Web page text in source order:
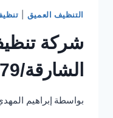
التنظيف العميق
شركة
الشارقة/0506025079
بواسطة إبراهيم